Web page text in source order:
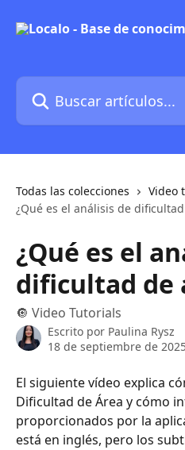
Buscar artículos...
Todas las colecciones
Video
¿Qué es el análisis de
¿Qué es el
dificultad de
🔘 Video Tutorials
Escrito por Paulina Rysz
18 de septiembre de
El siguiente vídeo explica
Dificultad de Área y cómo
proporcionados por la
está en inglés, pero los